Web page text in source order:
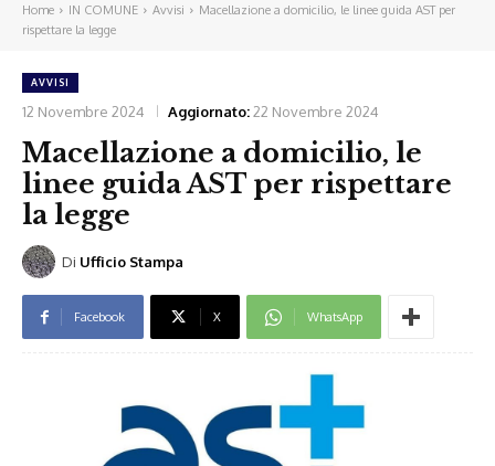
Home IN COMUNE Avvisi
Macellazione a domicilio, le linee guida AST per
rispettare la legge
AVVISI
12 Novembre 2024 Aggiornato: 22 Novembre 2024
Macellazione a domicilio, le
linee guida AST per rispettare
la legge
Di Ufficio Stampa
Facebook X WhatsApp